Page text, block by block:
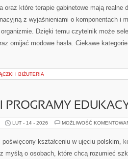
oraz które terapie gabinetowe mają realne
z wyjaśnieniami o komponentach i
Dzięki temu czytelnik może
omijać modowe hasła. Ciekawe
I BIŻUTERIA
I PROGRAMY
LUT - 14 - 2026 MOŻLIWOŚĆ
poświęcony kształceniu w ujęciu polskim,
myślą o osobach, które chcą rozumieć